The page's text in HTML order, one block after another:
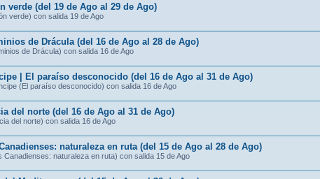
verde (del 19 de Ago al 29 de Ago)
verde) con salida 19 de Ago
de Drácula (del 16 de Ago al 28 de Ago)
de Drácula) con salida 16 de Ago
| El paraíso desconocido (del 16 de Ago al 31 de Ago)
(El paraíso desconocido) con salida 16 de Ago
del norte (del 16 de Ago al 31 de Ago)
del norte) con salida 16 de Ago
naturaleza en ruta (del 15 de Ago al 28 de Ago)
naturaleza en ruta) con salida 15 de Ago